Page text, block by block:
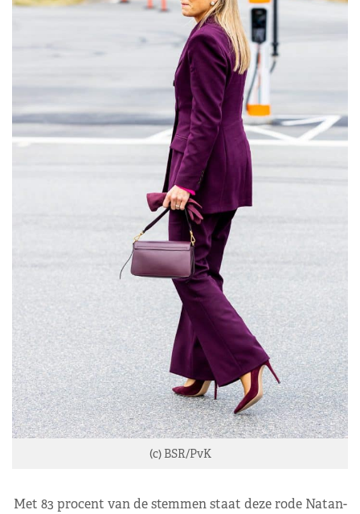
(c) BSR/PvK
Met 83 procent van de stemmen staat deze rode Natan-